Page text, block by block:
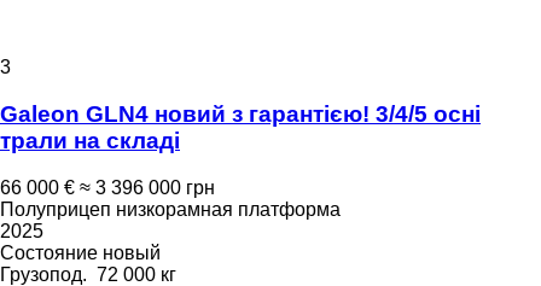
3
Galeon GLN4 новий з гарантією! 3/4/5 осні
трали на складі
66 000 € ≈ 3 396 000 грн
Полуприцеп низкорамная платформа
2025
Состояние новый
Грузопод. 72 000 кг